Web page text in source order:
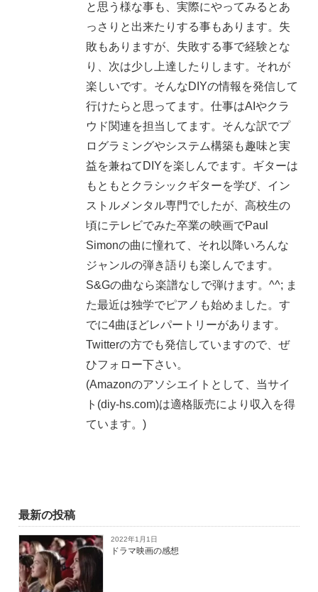
と思う様な事も、実際にやってみるとあ
っさりと出来たりする事もあります。失
敗もありますが、失敗する事で経験とな
り、次は少し上達したりします。それが
楽しいです。そんなDIYの情報を発信して
行けたらと思ってます。仕事はAIやクラ
ウド関連を担当してます。そんな訳でプ
ログラミングやシステム構築も趣味と実
益を兼ねてDIYを楽しんでます。ギターは
もともとクラシックギターを学び、イン
ストルメンタル専門でしたが、高校生の
頃にテレビでみた卒業の映画でPaul
Simonの曲に憧れて、それ以降いろんな
ジャンルの弾き語りも楽しんでます。
S&Gの曲なら楽譜なしで弾けます。^^; ま
た最近は独学でピアノも始めました。す
でに4曲ほどレパートリーがあります。
Twitterの方でも発信していますので、ぜ
ひフォロー下さい。
(Amazonのアソシエイトとして、当サイ
ト(diy-hs.com)は適格販売により収入を得
ています。)
最新の投稿
2022年1月1日
ドラマ映画の感想